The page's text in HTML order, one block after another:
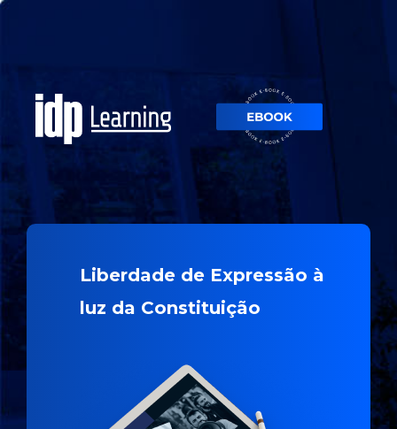
Liberdade de Expressão à
luz da Constituição